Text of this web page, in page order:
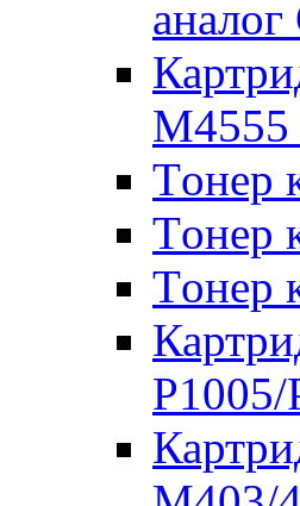
M4555
Tонер
Tонер
Tонер
P1005/